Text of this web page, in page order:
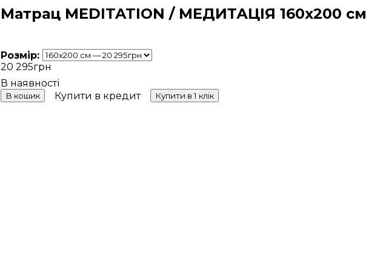
Матрац MEDITATION / МЕДИТАЦІЯ 160х200 см
Розмір:
20 295грн
В кошик Купити в кредит Купити в 1 клік